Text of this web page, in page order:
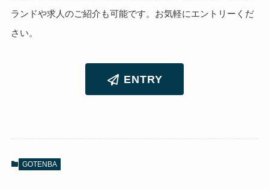
ランドや求人のご紹介も可能です。お気軽にエントリーくだ
さい。
ENTRY
GOTENBA